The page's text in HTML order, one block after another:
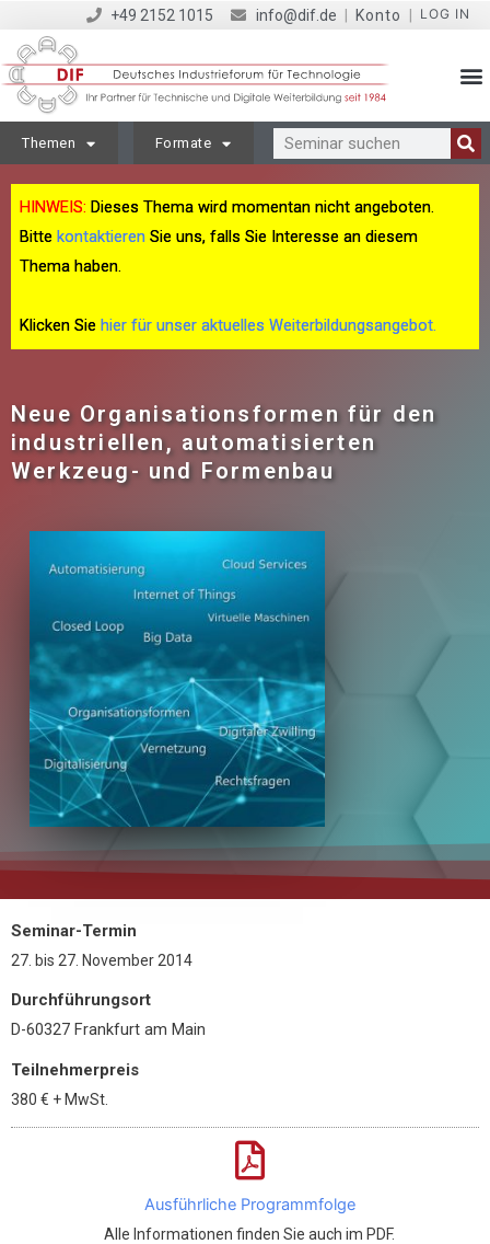
+49 2152 1015 info@dif.de Konto LOG IN
Themen Formate
HINWEIS: Dieses Thema wird momentan nicht angeboten.
Bitte kontaktieren Sie uns, falls Sie Interesse an diesem
Thema haben.
Klicken Sie hier für unser aktuelles Weiterbildungsangebot.
Neue Organisationsformen für den
industriellen, automatisierten
Werkzeug- und Formenbau
Seminar-Termin
27. bis 27. November 2014
Durchführungsort
D-60327 Frankfurt am Main
Teilnehmerpreis
380 € + MwSt.
Ausführliche Programmfolge
Alle Informationen finden Sie auch im PDF.